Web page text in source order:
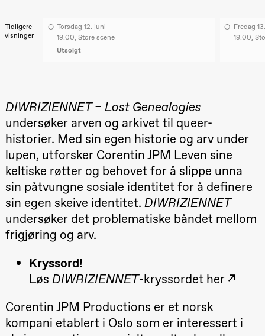
Lille scene
(Black Box
teater)
Boglárka
Store scene
(Black Box
teater)
Lørdag 29. august
19.00
Roll og
Mohamed
Mohamed
Male
Fantasies
Lille scene
teater)
Börcsök &
Andreas
Bolm
(Black Box
20.–29. august 2026
Mohamed
Tidligere
visninger
Torsdag 12. juni
19.00, Store scene
Utsolgt
Fredag
19.00,
DIWRIZIENNET – Lost Genealogies
undersøker arven og arkivet til queer-
historier. Med sin egen historie og arv under
lupen, utforsker Corentin JPM Leven sine
keltiske røtter og behovet for å slippe unna
sin påtvungne sosiale identitet for å definere
sin egen skeive identitet.DIWRIZIENNET
undersøker det problematiske båndet mellom
frigjøring og arv.
Kryssord!
LøsDIWRIZIENNET-kryssordet her
Corentin JPM Productions er et norsk
kompani etablert i Oslo som er interessert i